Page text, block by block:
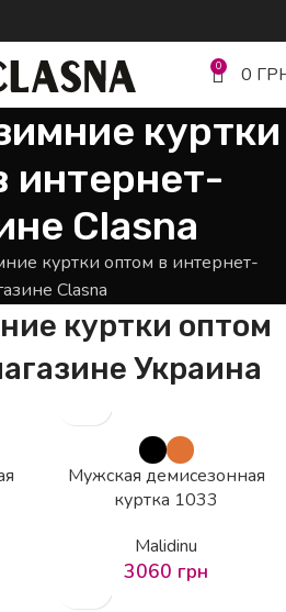
0 0
куртки
интернет-
Clasna
куртки оптом в интернет-
Clasna
куртки оптом
Украина
Мужская демисезонная
куртка 1033
Malidinu
3060 грн